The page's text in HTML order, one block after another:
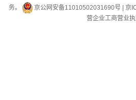
务。
京公网安备11010502031690号 京
营企业工商营业